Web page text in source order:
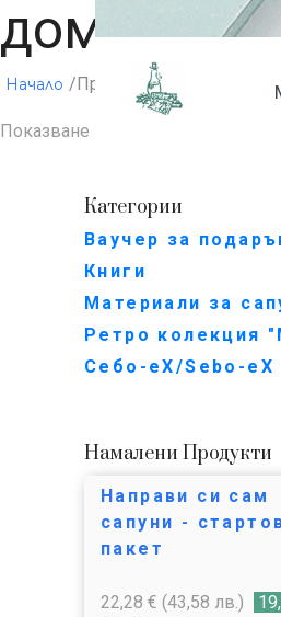
домашен
Начало /Продукти с етикет
Показване на единствения
Категории
Ваучер за
Книги
Материали за
Ретро колекция
Себо-еХ/Sebo-eX
Намалени Продукти
Направи си сам
сапуни -
пакет
22,28 € (43,58 лв.)